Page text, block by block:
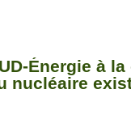
Énergie à
nucléaire